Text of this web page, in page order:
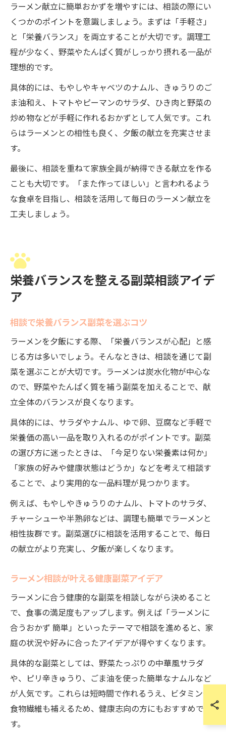
ラーメン献立に簡単おかずを増やすには、相談の際にい
くつかのポイントを意識しましょう。まずは「手軽さ」
と「栄養バランス」を両立することが大切です。調理工
程が少なく、野菜やたんぱく質がしっかり摂れる一品が
理想的です。
具体的には、もやしやキャベツのナムル、きゅうりのご
ま油和え、トマトやピーマンのサラダ、ひき肉と野菜の
炒め物などが手軽に作れるおかずとして人気です。これ
らはラーメンとの相性も良く、夕飯の献立を充実させま
す。
最後に、相談を重ねて家族全員が納得できる献立を作る
ことも大切です。「また作ってほしい」と言われるよう
な食卓を目指し、相談を活用して毎日のラーメン献立を
工夫しましょう。
栄養バランスを整える副菜相談アイデ
ア
相談で栄養バランス副菜を選ぶコツ
ラーメンを夕飯にする際、「栄養バランスが心配」と感
じる方は多いでしょう。そんなときは、相談を通じて副
菜を選ぶことが大切です。ラーメンは炭水化物が中心な
ので、野菜やたんぱく質を補う副菜を加えることで、献
立全体のバランスが良くなります。
具体的には、サラダやナムル、ゆで卵、豆腐など手軽で
栄養価の高い一品を取り入れるのがポイントです。副菜
の選び方に迷ったときは、「今足りない栄養素は何か」
「家族の好みや健康状態はどうか」などを考えて相談す
ることで、より実用的な一品料理が見つかります。
例えば、もやしやきゅうりのナムル、トマトのサラダ、
チャーシューや半熟卵などは、調理も簡単でラーメンと
相性抜群です。副菜選びに相談を活用することで、毎日
の献立がより充実し、夕飯が楽しくなります。
ラーメン相談が叶える健康副菜アイデア
ラーメンに合う健康的な副菜を相談しながら決めること
で、食事の満足度もアップします。例えば「ラーメンに
合うおかず 簡単」といったテーマで相談を進めると、家
庭の状況や好みに合ったアイデアが得やすくなります。
具体的な副菜としては、野菜たっぷりの中華風サラダ
や、ピリ辛きゅうり、ごま油を使った簡単なナムルなど
が人気です。これらは短時間で作れるうえ、ビタミンや
食物繊維も補えるため、健康志向の方にもおすすめで
す。